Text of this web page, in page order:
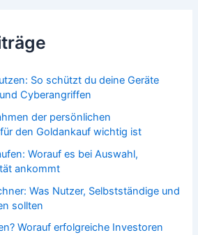
So schützt du deine Geräte
Cyberangriffen
der persönlichen
den Goldankauf wichtig ist
Worauf es bei Auswahl,
ankommt
Was Nutzer, Selbstständige und
sollten
Worauf erfolgreiche Investoren